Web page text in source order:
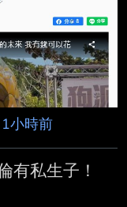
1小時前
有私生子！